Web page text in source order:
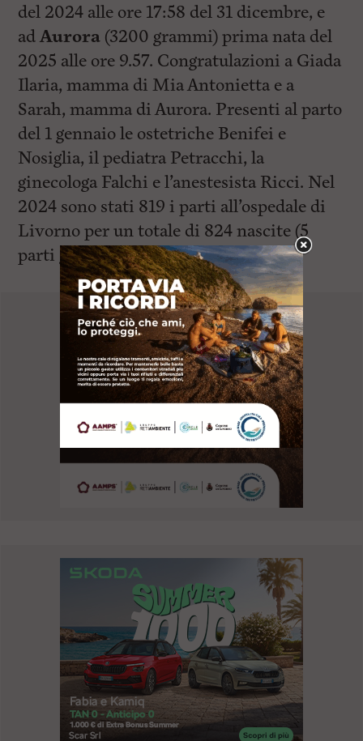
del 2024 alle ore 17:58 del 31 dicembre, e
adAurora (3200 grammi) prima nata del
2025 alle ore 9.57. Congratulazioni a Giada
Ilaria, mamma di Mia Antonietta e a
Sarah, mamma di Aurora. Presenti al parto
del 1 gennaio le ostetriche Benifei e
Nosiglia, il pediatra Petracchi, la
ginecologa Falchi e l’anestesista Ricci. Nel
2024 sono stati 819 i parti all’ospedale di
Livorno per un totale di 824 nascite (5
parti gemellari).